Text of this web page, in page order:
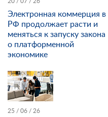
Электронная коммерция в
РФ продолжает расти и
меняться к запуску закона
о платформенной
экономике
25 / 06 / 26